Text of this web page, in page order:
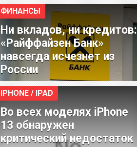
ФИНАНСЫ
Ни вкладов, ни кредитов:
«Райффайзен Банк»
навсегда исчезнет из
России
IPHONE / IPAD
Во всех моделях iPhone
13 обнаружен
критический недостаток